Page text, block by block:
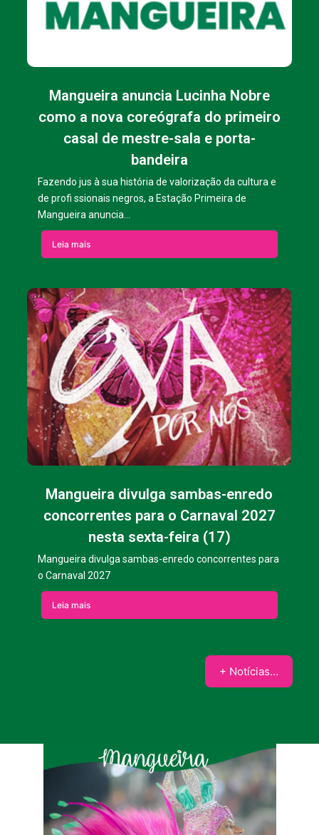
Mangueira anuncia Lucinha Nobre
como a nova coreógrafa do primeiro
casal de mestre-sala e porta-
bandeira
Fazendo jus à sua história de valorização da cultura e
de profi ssionais negros, a Estação Primeira de
Mangueira anuncia...
Leia mais
Mangueira divulga sambas-enredo
concorrentes para o Carnaval 2027
nesta sexta-feira (17)
Mangueira divulga sambas-enredo concorrentes para
o Carnaval 2027
Leia mais
+ Notícias…